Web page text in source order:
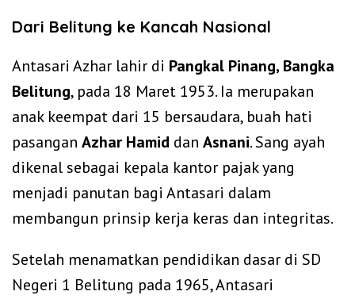
Dari Belitung ke Kancah Nasional
Antasari Azhar lahir di Pangkal Pinang, Bangka
Belitung, pada 18 Maret 1953. Ia merupakan
anak keempat dari 15 bersaudara, buah hati
pasangan Azhar Hamid dan Asnani. Sang ayah
dikenal sebagai kepala kantor pajak yang
menjadi panutan bagi Antasari dalam
membangun prinsip kerja keras dan integritas.
Setelah menamatkan pendidikan dasar di SD
Negeri 1 Belitung pada 1965, Antasari